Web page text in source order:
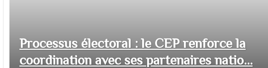
Processus électoral : le CEP renforce la
coordination avec ses partenaires natio...